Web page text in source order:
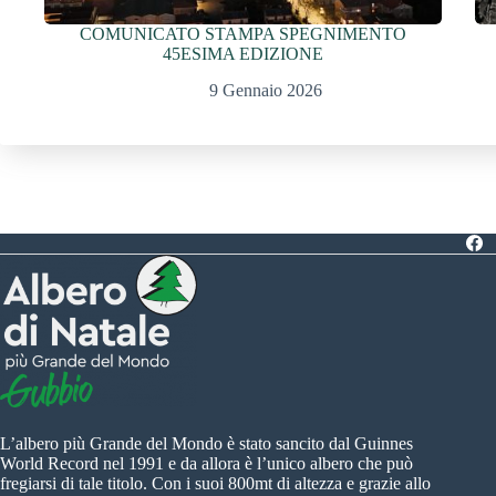
COMUNICATO STAMPA SPEGNIMENTO
45ESIMA EDIZIONE
9 Gennaio 2026
L’albero più Grande del Mondo è stato sancito dal Guinnes
World Record nel 1991 e da allora è l’unico albero che può
fregiarsi di tale titolo. Con i suoi 800mt di altezza e grazie allo